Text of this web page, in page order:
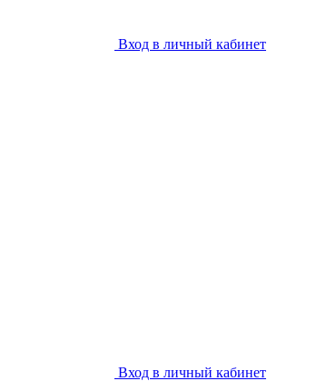
Вход в личный кабинет
Вход в личный кабинет